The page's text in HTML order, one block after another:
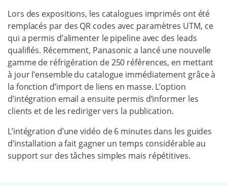
Lors des expositions, les catalogues imprimés ont été
remplacés par des QR codes avec paramètres UTM, ce
qui a permis d’alimenter le pipeline avec des leads
qualifiés. Récemment, Panasonic a lancé une nouvelle
gamme de réfrigération de 250 références, en mettant
à jour l’ensemble du catalogue immédiatement grâce à
la fonction d’import de liens en masse. L’option
d’intégration email a ensuite permis d’informer les
clients et de les rediriger vers la publication.
L’intégration d’une vidéo de 6 minutes dans les guides
d’installation a fait gagner un temps considérable au
support sur des tâches simples mais répétitives.